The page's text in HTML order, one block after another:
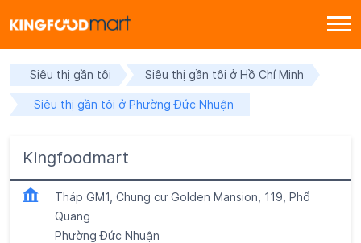
Siêu thị gần tôi Siêu thị gần tôi ở Hồ Chí Minh
Siêu thị gần tôi ở Phường Đức Nhuận
Kingfoodmart
Tháp GM1, Chung cư Golden Mansion, 119, Phổ
Quang
Phường Đức Nhuận